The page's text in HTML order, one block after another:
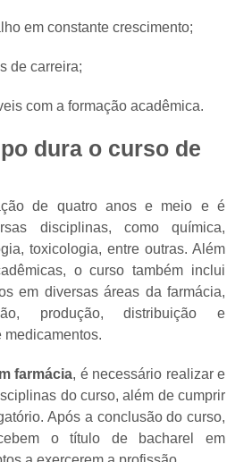
em constante crescimento;
de carreira;
com a formação acadêmica.
dura o curso de
de quatro anos e meio e é
disciplinas, como química,
toxicologia, entre outras. Além
o curso também inclui
em diversas áreas da farmácia,
produção, distribuição e
farmácia, é necessário realizar e
do curso, além de cumprir
Após a conclusão do curso,
o título de bacharel em